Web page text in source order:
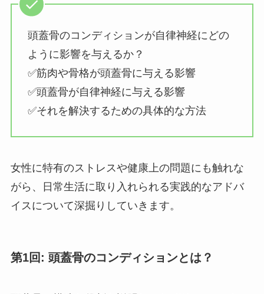
頭蓋骨のコンディションが自律神経にどの
ように影響を与えるか？
✅筋肉や骨格が頭蓋骨に与える影響
✅頭蓋骨が自律神経に与える影響
✅それを解決するための具体的な方法
女性に特有のストレスや健康上の問題にも触れな
がら、日常生活に取り入れられる実践的なアドバ
イスについて深掘りしていきます。
第1回: 頭蓋骨のコンディションとは？